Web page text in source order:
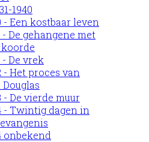
1940
- Een kostbaar leven
- De gehangene met
- De vrek
- Het proces van
Douglas
- De vierde muur
- Twintig dagen in
onbekend